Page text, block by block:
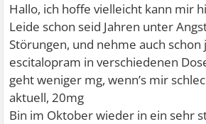
Hallo, ich hoffe vielleicht kann mir
Leide schon seid Jahren unter
Störungen, und nehme auch schon
escitalopram in verschiedenen
geht weniger mg, wenn’s mir
aktuell, 20mg
Bin im Oktober wieder in ein sehr